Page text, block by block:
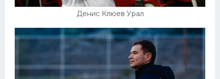
Денис Клюев Урал